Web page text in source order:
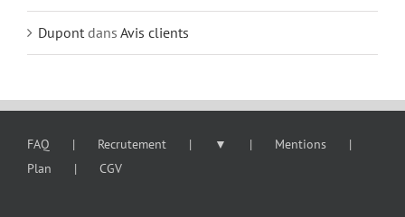
Dupont dans Avis clients
FAQ Recrutement ▼
Mentions
Plan
CGV